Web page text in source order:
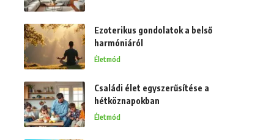
Ezoterikus gondolatok a belső
harmóniáról
Életmód
Családi élet egyszerűsítése a
hétköznapokban
Életmód